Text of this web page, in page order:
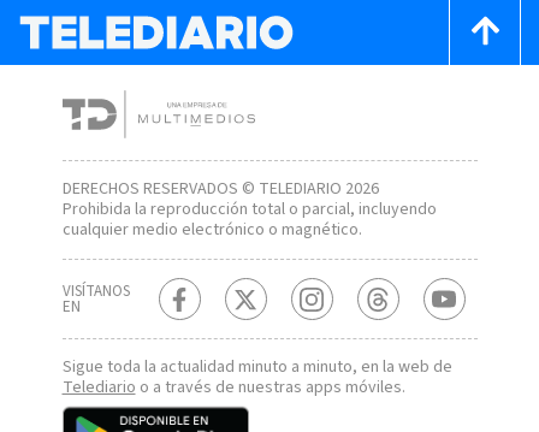
DERECHOS RESERVADOS © TELEDIARIO 2026
Prohibida la reproducción total o parcial, incluyendo
cualquier medio electrónico o magnético.
VISÍTANOS
EN
Sigue toda la actualidad minuto a minuto, en la web de
Telediarioo a través de nuestras apps móviles.